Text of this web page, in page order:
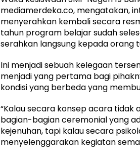
mediamerdeka.co, mengatakan,
menyerahkan kembali secara
tahun program belajar sudah
serahkan langsung kepada orang
Ini menjadi sebuah kelegaan
menjadi yang pertama bagi
kondisi yang berbeda yang
“Kalau secara konsep acara
bagian-bagian ceremonial yang
kejenuhan, tapi kalau secara
menyelenggarakan kegiatan